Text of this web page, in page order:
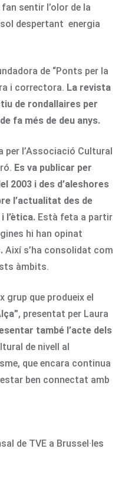
sentir l’olor de la
despertant energia
de “Ponts per la
i correctora. La revista
de rondallaires per
fa més de deu anys.
per l’Associació Cultural
Es va publicar per
2003 i des d’aleshores
l’actualitat des de
l’ètica. Està feta a partir
hi han opinat
. Així s’ha consolidat com
àmbits.
grup que produeix el
, presentat per Laura
també l’acte dels
de nivell al
que encara continua
ben connectat amb
de TVE a Brussel·les